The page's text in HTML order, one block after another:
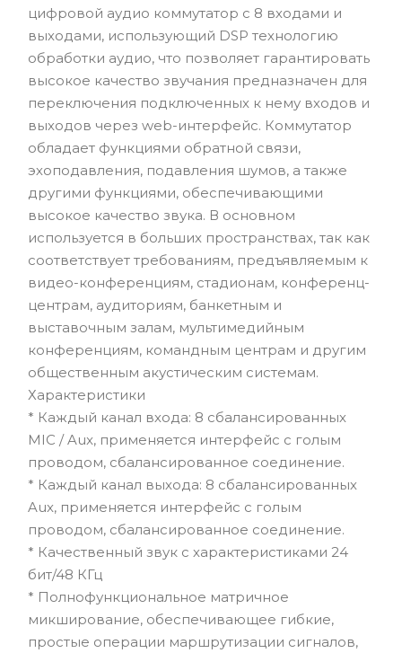
цифровой аудио коммутатор с 8 входами и
выходами, использующий DSP технологию
обработки аудио, что позволяет гарантировать
высокое качество звучания предназначен для
переключения подключенных к нему входов и
выходов через web-интерфейс. Коммутатор
обладает функциями обратной связи,
эхоподавления, подавления шумов, а также
другими функциями, обеспечивающими
высокое качество звука. В основном
используется в больших пространствах, так как
соответствует требованиям, предъявляемым к
видео-конференциям, стадионам, конференц-
центрам, аудиториям, банкетным и
выставочным залам, мультимедийным
конференциям, командным центрам и другим
общественным акустическим системам.
Характеристики
* Каждый канал входа: 8 сбалансированных
MIC / Aux, применяется интерфейс с голым
проводом, сбалансированное соединение.
* Каждый канал выхода: 8 сбалансированных
Aux, применяется интерфейс с голым
проводом, сбалансированное соединение.
* Качественный звук с характеристиками 24
бит/48 КГц
* Полнофункциональное матричное
микширование, обеспечивающее гибкие,
простые операции маршрутизации сигналов,